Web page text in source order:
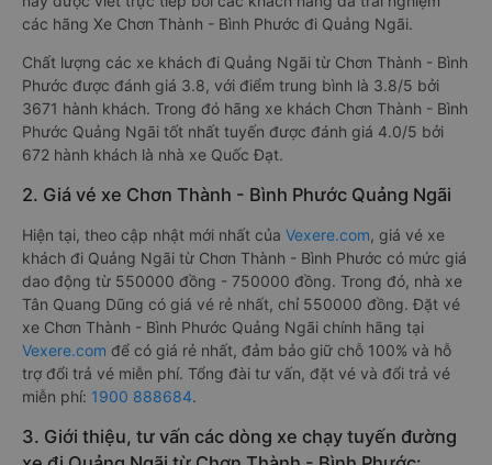
phân loại chất lượng dựa trên đánh giá từ 1 đến 5 (1: tệ nhất,
5: tốt nhất) của khách hàng với các tiêu chí như: Chất lượng
xe, Đúng giờ, Chất lượng phục vụ trênVexere.com. Đánh giá
này được viết trực tiếp bởi các khách hàng đã trải nghiệm
các hãng Xe Chơn Thành - Bình Phước đi Quảng Ngãi.
Chất lượng các xe khách đi Quảng Ngãi từ Chơn Thành - Bình
Phước được đánh giá 3.8, với điểm trung bình là 3.8/5 bởi
3671 hành khách. Trong đó hãng xe khách Chơn Thành - Bình
Phước Quảng Ngãi tốt nhất tuyến được đánh giá 4.0/5 bởi
672 hành khách là nhà xe Quốc Đạt.
2. Giá vé xe Chơn Thành - Bình Phước Quảng Ngãi
Hiện tại, theo cập nhật mới nhất củaVexere.com, giá vé xe
khách đi Quảng Ngãi từ Chơn Thành - Bình Phước có mức giá
dao động từ 550000 đồng - 750000 đồng. Trong đó, nhà xe
Tân Quang Dũng có giá vé rẻ nhất, chỉ 550000 đồng. Đặt vé
xe Chơn Thành - Bình Phước Quảng Ngãi chính hãng tại
Vexere.comđể có giá rẻ nhất, đảm bảo giữ chỗ 100% và hỗ
trợ đổi trả vé miễn phí. Tổng đài tư vấn, đặt vé và đổi trả vé